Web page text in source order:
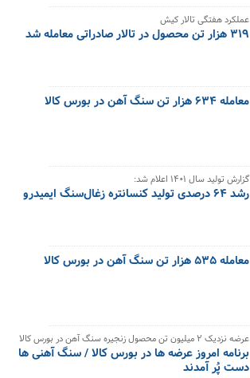
عملکرد هفتگی تالار کیش
۳۱۹ هزار تن محصول در تالار صادراتی معامله شد
معامله ۶۳۴ هزار تن سنگ آهن در بورس کالا
گزارش تولید سال ۱۴۰۱ اعلام شد:
رشد ۶۴ درصدی تولید کنسانتره زغال‌سنگ ایمیدرو
معامله ۵۳۵ هزار تن سنگ آهن در بورس کالا
عرضه نزدیک ۲ میلیون تن محصول زنجیره سنگ آهن در بورس کالا
برنامه امروز عرضه ها در بورس کالا / سنگ آهنی ها
دست پُر آمدند